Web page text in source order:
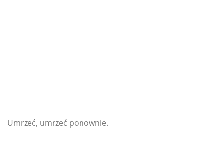
Umrzeć, umrzeć ponownie.